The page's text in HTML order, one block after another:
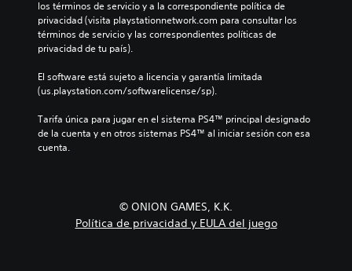
los términos de servicio y a la correspondiente política de
privacidad (visita playstationnetwork.com para consultar los
términos de servicio y las correspondientes políticas de
privacidad de tu país).
El software está sujeto a licencia y garantía limitada
(us.playstation.com/softwarelicense/sp).
Tarifa única para jugar en el sistema PS4™ principal designado
de la cuenta y en otros sistemas PS4™ al iniciar sesión con esa
cuenta.
© ONION GAMES, K.K.
Política de privacidad y EULA del juego